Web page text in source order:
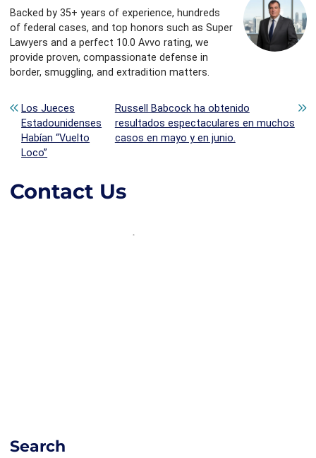
Backed by 35+ years of experience, hundreds
of federal cases, and top honors such as Super
Lawyers and a perfect 10.0 Avvo rating, we
provide proven, compassionate defense in
border, smuggling, and extradition matters.
Post navigation
Los Jueces
Estadounidenses
Habían “Vuelto
Loco”
Russell Babcock ha obtenido
resultados espectaculares en muchos
casos en mayo y en junio.
Search
Contact Us